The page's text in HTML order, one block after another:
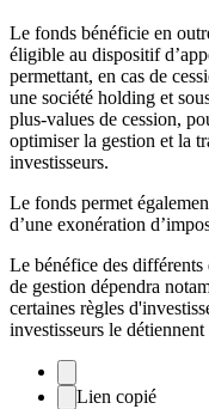
Le fonds bénéficie en
éligible au dispositif
permettant, en cas de
une société holding et
plus-values de cession,
optimiser la gestion et la
investisseurs.
Le fonds permet
d’une exonération
Le bénéfice des différents
de gestion dépendra
certaines règles
investisseurs le
Lien copié